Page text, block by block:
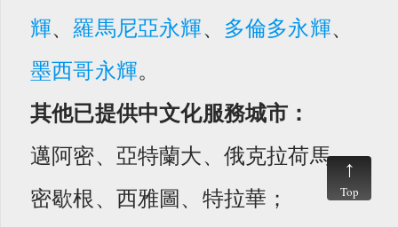
輝、羅馬尼亞永輝、 多倫多永輝、
墨西哥永輝。
其他已提供中文化服務城市：
邁阿密、亞特蘭大、俄克拉荷馬、
密歇根、西雅圖、特拉華；
Top